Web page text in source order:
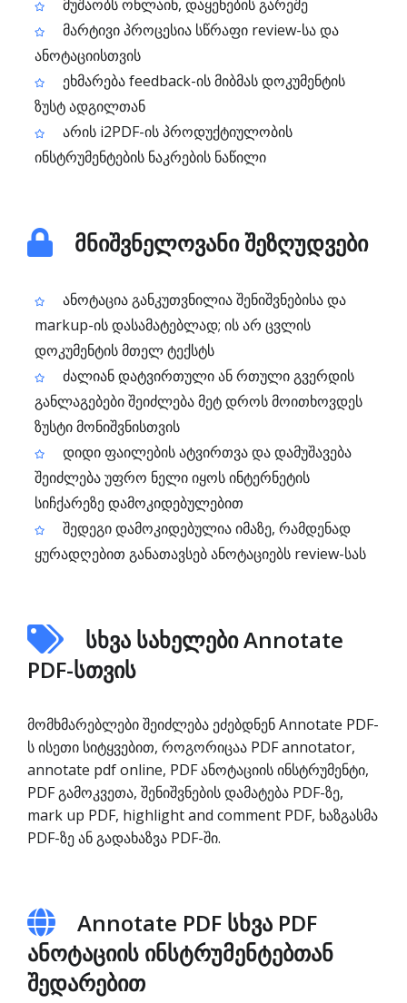
მუშაობს ონლაინ, დაყენების გარეშე
მარტივი პროცესია სწრაფი review-სა და
ანოტაციისთვის
ეხმარება feedback-ის მიბმას დოკუმენტის
ზუსტ ადგილთან
არის i2PDF-ის პროდუქტიულობის
ინსტრუმენტების ნაკრების ნაწილი
მნიშვნელოვანი შეზღუდვები
ანოტაცია განკუთვნილია შენიშვნებისა და
markup-ის დასამატებლად; ის არ ცვლის
დოკუმენტის მთელ ტექსტს
ძალიან დატვირთული ან რთული გვერდის
განლაგებები შეიძლება მეტ დროს მოითხოვდეს
ზუსტი მონიშვნისთვის
დიდი ფაილების ატვირთვა და დამუშავება
შეიძლება უფრო ნელი იყოს ინტერნეტის
სიჩქარეზე დამოკიდებულებით
შედეგი დამოკიდებულია იმაზე, რამდენად
ყურადღებით განათავსებ ანოტაციებს review-სას
სხვა სახელები Annotate
PDF-სთვის
მომხმარებლები შეიძლება ეძებდნენ Annotate PDF-
ს ისეთი სიტყვებით, როგორიცაა PDF annotator,
annotate pdf online, PDF ანოტაციის ინსტრუმენტი,
PDF გამოკვეთა, შენიშვნების დამატება PDF-ზე,
mark up PDF, highlight and comment PDF, ხაზგასმა
PDF-ზე ან გადახაზვა PDF-ში.
Annotate PDF სხვა PDF
ანოტაციის ინსტრუმენტებთან
შედარებით